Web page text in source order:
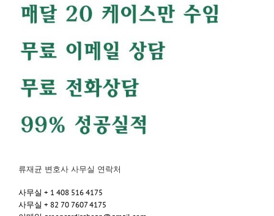
류재균 변호사 사무실 연락처
사무실 + 1 408 516 4175
사무실 + 82 70 7607 4175